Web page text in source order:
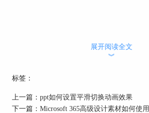
展开阅读全文
︾
标签：
上一篇： ppt如何设置平滑切换动画效果
下一篇： Microsoft 365高级设计素材如何使用